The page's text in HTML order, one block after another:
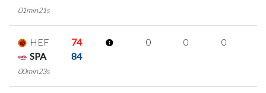
01min21s
HEF
74
SPA
84
00min23s
0 0 0